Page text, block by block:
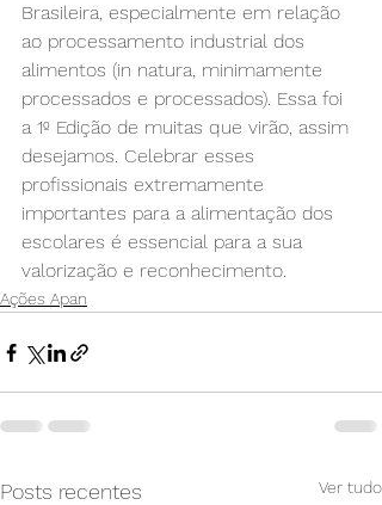
Brasileira, especialmente em relação
ao processamento industrial dos
alimentos (in natura, minimamente
processados e processados). Essa foi
a 1º Edição de muitas que virão, assim
desejamos. Celebrar esses
profissionais extremamente
importantes para a alimentação dos
escolares é essencial para a sua
valorização e reconhecimento.
Ações Apan
Posts recentes Ver tudo